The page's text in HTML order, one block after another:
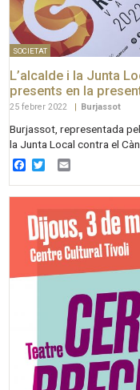
SOCIETAT
L’alcalde i la Junta
presents en la
25 febrer 2022 Burjassot
Burjassot, representada
la Junta Local contra el
Facebook
Twitter